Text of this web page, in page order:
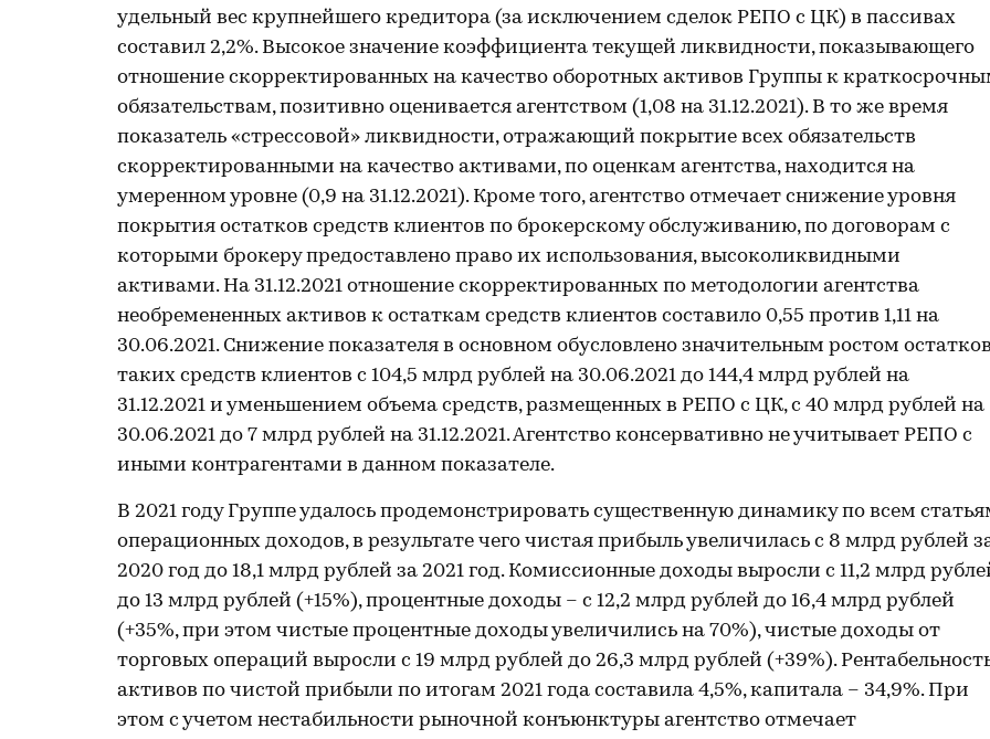
удельный вес крупнейшего кредитора (за исключением сделок РЕПО с ЦК) в пассивах
составил 2,2%. Высокое значение коэффициента текущей ликвидности, показывающего
отношение скорректированных на качество оборотных активов Группы к
обязательствам, позитивно оценивается агентством (1,08 на 31.12.2021). В то же время
показатель «стрессовой» ликвидности, отражающий покрытие всех обязательств
скорректированными на качество активами, по оценкам агентства, находится на
умеренном уровне (0,9 на 31.12.2021). Кроме того, агентство отмечает снижение уровня
покрытия остатков средств клиентов по брокерскому обслуживанию, по договорам с
которыми брокеру предоставлено право их использования, высоколиквидными
активами. На 31.12.2021 отношение скорректированных по методологии агентства
необремененных активов к остаткам средств клиентов составило 0,55 против 1,11 на
30.06.2021. Снижение показателя в основном обусловлено значительным ростом остатков
таких средств клиентов с 104,5 млрд рублей на 30.06.2021 до 144,4 млрд рублей на
31.12.2021 и уменьшением объема средств, размещенных в РЕПО с ЦК, с 40 млрд рублей на
30.06.2021 до 7 млрд рублей на 31.12.2021. Агентство консервативно не учитывает РЕПО с
иными контрагентами в данном показателе.
В 2021 году Группе удалось продемонстрировать существенную динамику по всем
операционных доходов, в результате чего чистая прибыль увеличилась с 8 млрд рублей
2020 год до 18,1 млрд рублей за 2021 год. Комиссионные доходы выросли с 11,2 млрд
до 13 млрд рублей (+15%), процентные доходы – с 12,2 млрд рублей до 16,4 млрд рублей
(+35%, при этом чистые процентные доходы увеличились на 70%), чистые доходы от
торговых операций выросли с 19 млрд рублей до 26,3 млрд рублей (+39%).
активов по чистой прибыли по итогам 2021 года составила 4,5%, капитала – 34,9%. При
этом с учетом нестабильности рыночной конъюнктуры агентство отмечает